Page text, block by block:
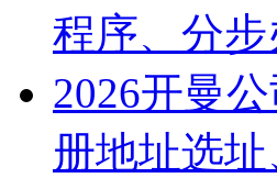
程序、分
2026开曼
册地址选